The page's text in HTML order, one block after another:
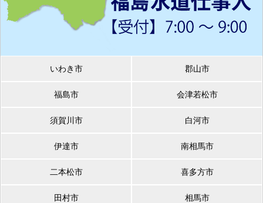
いわき市 郡山市
福島市 会津若松市
須賀川市 白河市
伊達市 南相馬市
二本松市 喜多方市
田村市 相馬市